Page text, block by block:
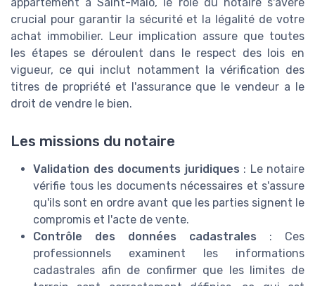
appartement à Saint-Malo, le rôle du notaire s'avère
crucial pour garantir la sécurité et la légalité de votre
achat immobilier. Leur implication assure que toutes
les étapes se déroulent dans le respect des lois en
vigueur, ce qui inclut notamment la vérification des
titres de propriété et l'assurance que le vendeur a le
droit de vendre le bien.
Les missions du notaire
Validation des documents juridiques : Le notaire
vérifie tous les documents nécessaires et s'assure
qu'ils sont en ordre avant que les parties signent le
compromis et l'acte de vente.
Contrôle des données cadastrales : Ces
professionnels examinent les informations
cadastrales afin de confirmer que les limites de